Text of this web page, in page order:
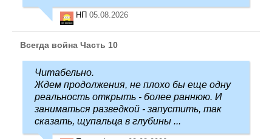
НП 05.08.2026
Всегда война Часть 10
Читабельно.
Ждем продолжения, не плохо бы еще одну
реальность открыть - более раннюю. И
заниматься разведкой - запустить, так
сказать, щупальца в глубины ...